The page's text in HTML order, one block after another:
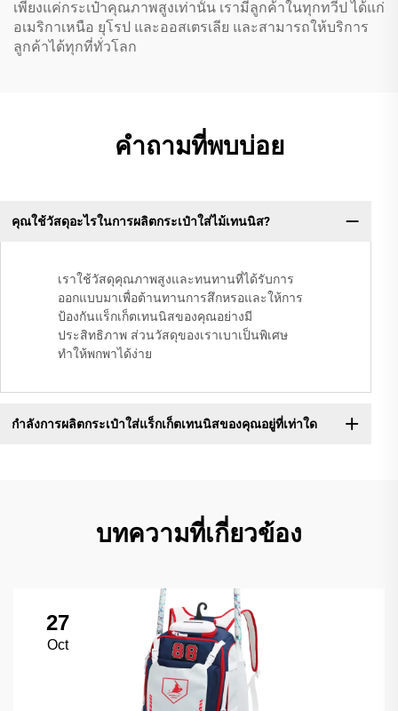
เพียงแค่กระเป๋าคุณภาพสูงเท่านั้น เรามีลูกค้าในทุกทวีป ได้แก่
อเมริกาเหนือ ยุโรป และออสเตรเลีย และสามารถให้บริการ
ลูกค้าได้ทุกที่ทั่วโลก
คำถามที่พบบ่อย
คุณใช้วัสดุอะไรในการผลิตกระเป๋าใส่ไม้เทนนิส?
เราใช้วัสดุคุณภาพสูงและทนทานที่ได้รับการ
ออกแบบมาเพื่อต้านทานการสึกหรอและให้การ
ป้องกันแร็กเก็ตเทนนิสของคุณอย่างมี
ประสิทธิภาพ ส่วนวัสดุของเราเบาเป็นพิเศษ
ทำให้พกพาได้ง่าย
กำลังการผลิตกระเป๋าใส่แร็กเก็ตเทนนิสของคุณอยู่ที่เท่าใด
บทความที่เกี่ยวข้อง
27
Oct